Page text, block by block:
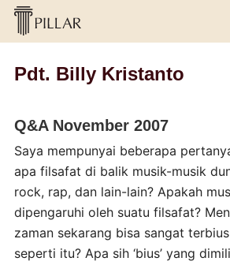
Pdt. Billy Kristanto
Q&A November 2007
Saya mempunyai beberapa
apa filsafat di balik musik-musik
rock, rap, dan lain-lain? Apakah
dipengaruhi oleh suatu filsafat?
zaman sekarang bisa sangat
seperti itu? Apa sih ‘bius’ yang